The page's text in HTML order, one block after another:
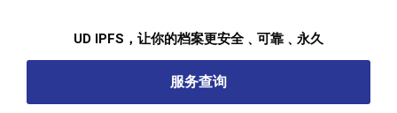
UD IPFS，让你的档案更安全﹑可靠﹑永久
服务查询